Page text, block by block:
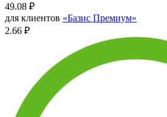
49.08 ₽
для клиентов «Базис Премиум»
2.66 ₽